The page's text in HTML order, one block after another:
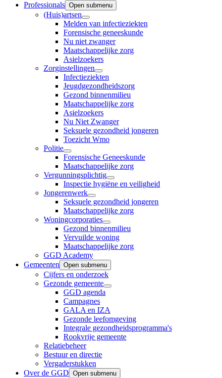
Professionals Open submenu
(Huis)artsen
Melden van infectieziekten
Forensische geneeskunde
Nu niet zwanger
Maatschappelijke zorg
Asielzoekers
Zorginstellingen
Infectieziekten
Jeugdgezondheidszorg
Gezond binnenmilieu
Maatschappelijke zorg
Asielzoekers
Nu Niet Zwanger
Seksuele gezondheid jongeren
Toezicht Wmo
Politie
Forensische Geneeskunde
Maatschappelijke zorg
Vergunningsplichtig
Inspectie hygiëne en veiligheid
Jongerenwerk
Seksuele gezondheid jongeren
Maatschappelijke zorg
Woningcorporaties
Gezond binnenmilieu
Vervuilde woning
Maatschappelijke zorg
GGD Academy
Gemeenten Open submenu
Cijfers en onderzoek
Gezonde gemeente
GGD agenda
Campagnes
GALA en IZA
Gezonde leefomgeving
Integrale gezondheidsprogramma's
Rookvrije gemeente
Relatiebeheer
Bestuur en directie
Vergaderstukken
Over de GGD Open submenu